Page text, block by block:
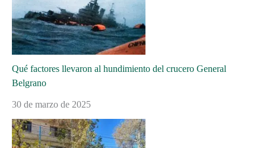
Qué factores llevaron al hundimiento del crucero General
Belgrano
30 de marzo de 2025